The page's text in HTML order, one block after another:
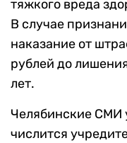
тяжкого вреда
В случае
наказание от
рублей до
лет.
Челябинские СМИ
числится